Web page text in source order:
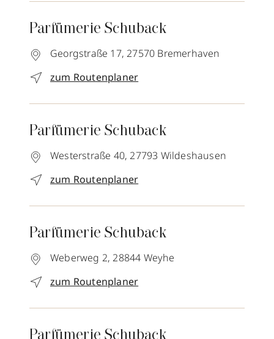
Parfümerie Schuback
Georgstraße 17, 27570 Bremerhaven
zum Routenplaner
Parfümerie Schuback
Westerstraße 40, 27793 Wildeshausen
zum Routenplaner
Parfümerie Schuback
Weberweg 2, 28844 Weyhe
zum Routenplaner
Parfümerie Schuback